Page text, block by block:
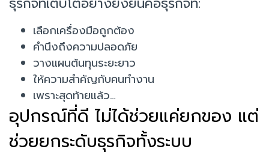
เลือกเครื่องมือถูกต้อง
คำนึงถึงความปลอดภัย
วางแผนต้นทุนระยะยาว
ให้ความสำคัญกับคนทำงาน
เพราะสุดท้ายแล้ว…
อุปกรณ์ที่ดี ไม่ได้ช่วยแค่ยกของ แต่
ช่วยยกระดับธุรกิจทั้งระบบ